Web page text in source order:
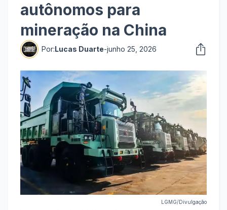
autônomos para
mineração na China
Por:Lucas Duarte-junho 25, 2026
LGMG/Divulgação